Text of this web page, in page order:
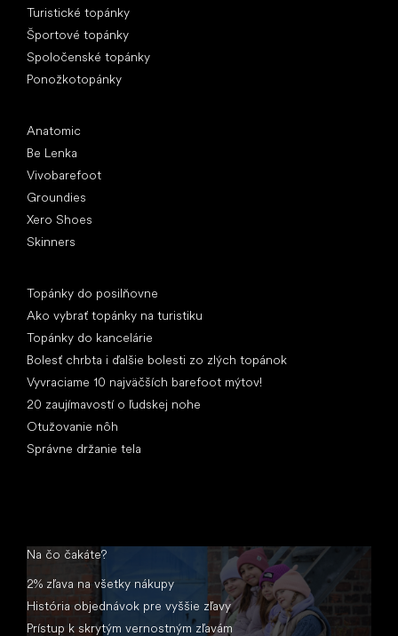
Turistické topánky
Športové topánky
Spoločenské topánky
Ponožkotopánky
Anatomic
Be Lenka
Vivobarefoot
Groundies
Xero Shoes
Skinners
Topánky do posilňovne
Ako vybrať topánky na turistiku
Topánky do kancelárie
Bolesť chrbta i ďalšie bolesti zo zlých topánok
Vyvraciame 10 najväčších barefoot mýtov!
20 zaujímavostí o ľudskej nohe
Otužovanie nôh
Správne držanie tela
Na čo čakáte?
2% zľava na všetky nákupy
História objednávok pre vyššie zľavy
Prístup k skrytým vernostným zľavám